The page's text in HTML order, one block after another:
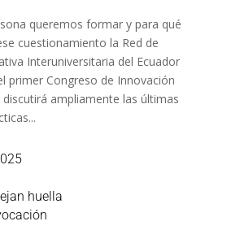
queremos formar y para qué
cuestionamiento la Red de
Interuniversitaria del Ecuador
primer Congreso de Innovación
discutirá ampliamente las últimas
huella